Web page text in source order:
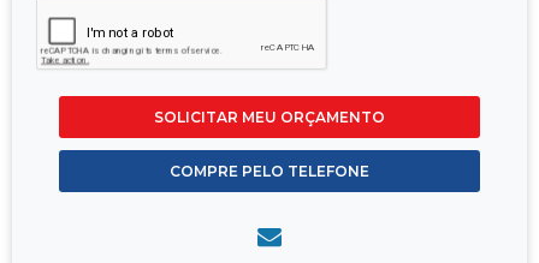
SOLICITAR MEU ORÇAMENTO
COMPRE PELO TELEFONE